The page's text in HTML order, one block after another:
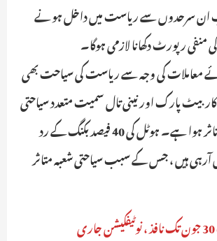
سرحدوں سے ریاست میں داخل ہونے
منفی رپورٹ دکھانا لازمی ہوگا۔
معاملات کی وجہ سے ریاست کی سیاحت بھی
پارک اور نینی تال سمیت متعدد سیاحتی
مقامات کا کاروبار متاثر ہوا ہے۔ ہوٹل کی 40 فیصد بکنگ کے رد
ہیں ، جس کے سبب سیاحتی شعبہ متاثر